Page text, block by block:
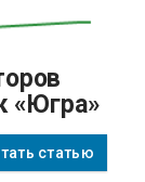
«Югра»
статью